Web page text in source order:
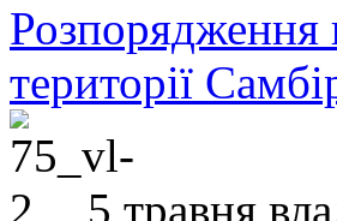
Розпорядження
території
5 травня